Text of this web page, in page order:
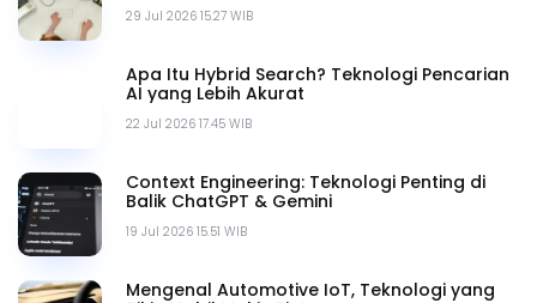
29 Jul 2026 15.27 WIB
22 Jul 2026 17.45 WIB
Apa Itu Hybrid Search? Teknologi Pencarian
AI yang Lebih Akurat
19 Jul 2026 15.51 WIB
Context Engineering: Teknologi Penting di
Balik ChatGPT & Gemini
Mengenal Automotive IoT, Teknologi yang